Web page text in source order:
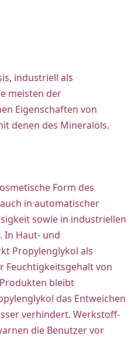
industriell als
meisten der
Eigenschaften von
denen des Mineralöls.
Form des
in automatischer
sowie in industriellen
In Haut- und
Propylenglykol als
Feuchtigkeitsgehalt von
bleibt
das Entweichen
verhindert. Werkstoff-
die Benutzer vor